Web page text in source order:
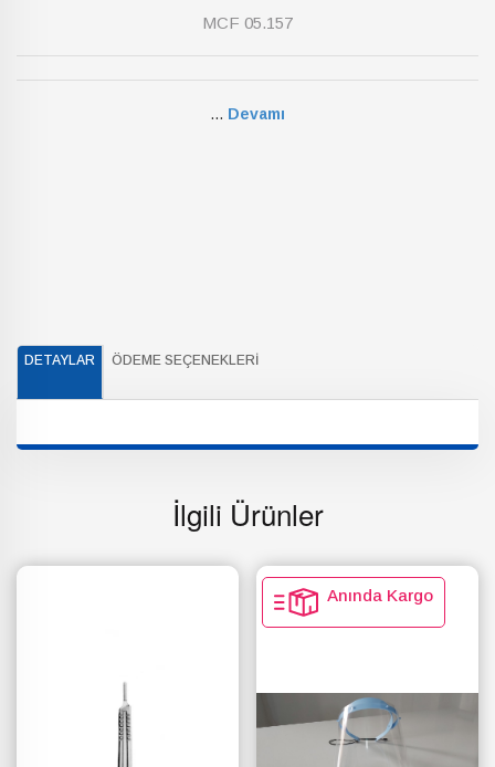
MCF 05.157
... Devamı
DETAYLAR ÖDEME SEÇENEKLERI
İlgili Ürünler
Anında Kargo